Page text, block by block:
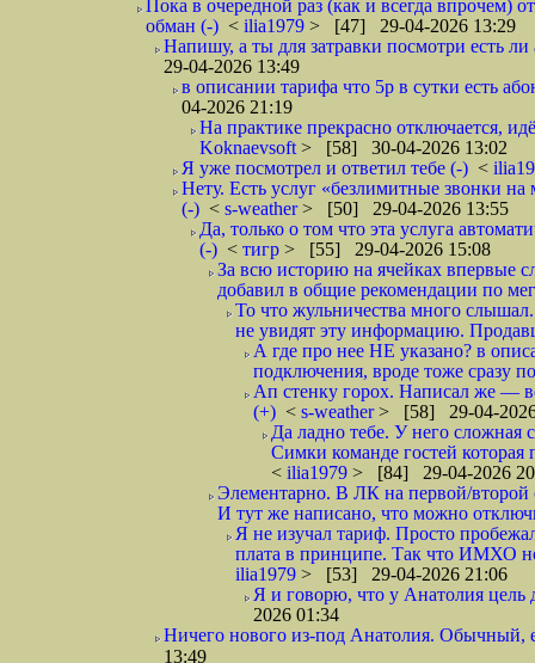
Пока в очередной раз (как и всегда впрочем)
обман (-) < ilia1979 > [47] 29-04-2026 13:29
Напишу, а ты для затравки посмотри есть
29-04-2026 13:49
в описании тарифа что 5р в сутки есть
04-2026 21:19
На практике прекрасно отключается,
Koknaevsoft > [58] 30-04-2026 13:02
Я уже посмотрел и ответил тебе (-) <
Нету. Есть услуг «безлимитные звонки
(-) < s-weather> [50] 29-04-2026 13:55
Да, только о том что эта услуга
(-) < тигр > [55] 29-04-2026 15:08
За всю историю на ячейках впервые
добавил в общие рекомендации по
То что жульничества много
не увидят эту информацию.
А где про нее НЕ указано? в
подключения, вроде тоже сразу
Ап стенку горох. Написал же —
(+) < s-weather> [58] 29-04-
Да ладно тебе. У него сложная
Симки команде гостей которая
< ilia1979 > [84] 29-04-2026
Элементарно. В ЛК на первой/второй
И тут же написано, что можно
Я не изучал тариф. Просто
плата в принципе. Так что ИМХО
ilia1979 > [53] 29-04-2026 21:06
Я и говорю, что у Анатолия цель
2026 01:34
Ничего нового из-под Анатолия. Обычный,
13:49